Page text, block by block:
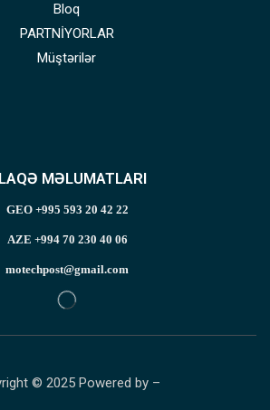
Bloq
PARTNİYORLAR
Müştərilər
MƏLUMATLARI
GEO +995 593 20 42 22
AZE +994 70 230 40 06
motechpost@gmail.com
© 2025 Powered by –